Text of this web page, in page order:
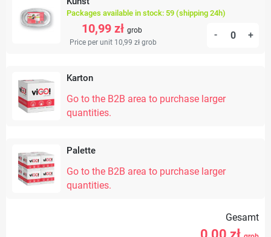
Packages available in stock: 59 (shipping 24h)
10,99 zł grob
Price per unit 10,99 zł grob
- +
Karton
Go to the B2B area to purchase larger
quantities.
Palette
Go to the B2B area to purchase larger
quantities.
Gesamt